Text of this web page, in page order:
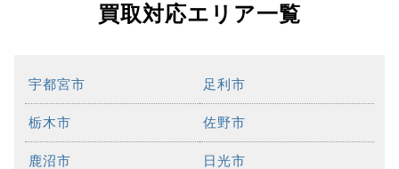
買取対応エリア一覧
宇都宮市 足利市
栃木市 佐野市
鹿沼市 日光市